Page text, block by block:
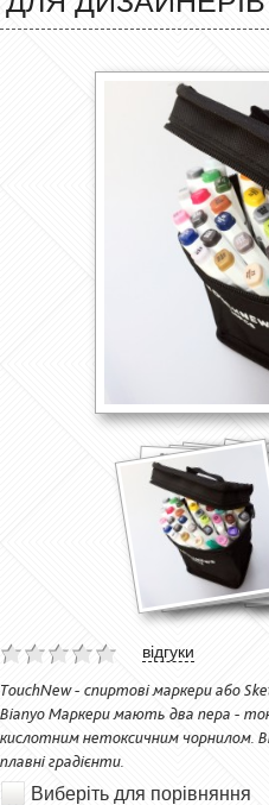
відгуки
TouchNew - спиртові маркери або
Bianyo Маркери мають два пера -
кислотним нетоксичним чорнилом.
плавні градієнти.
Виберіть для порівняння